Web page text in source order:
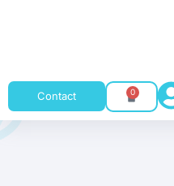
Contact 0